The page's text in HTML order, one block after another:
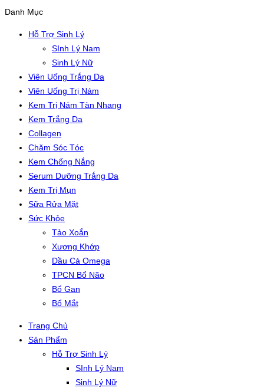
Danh Mục
Hỗ Trợ Sinh Lý
SInh Lý Nam
Sinh Lý Nữ
Viên Uống Trắng Da
Viên Uống Trị Nám
Kem Trị Nám Tàn Nhang
Kem Trắng Da
Collagen
Chăm Sóc Tóc
Kem Chống Nắng
Serum Dưỡng Trắng Da
Kem Trị Mụn
Sữa Rửa Mặt
Sức Khỏe
Tảo Xoắn
Xương Khớp
Dầu Cá Omega
TPCN Bổ Não
Bổ Gan
Bổ Mắt
Trang Chủ
Sản Phẩm
Hỗ Trợ Sinh Lý
SInh Lý Nam
Sinh Lý Nữ